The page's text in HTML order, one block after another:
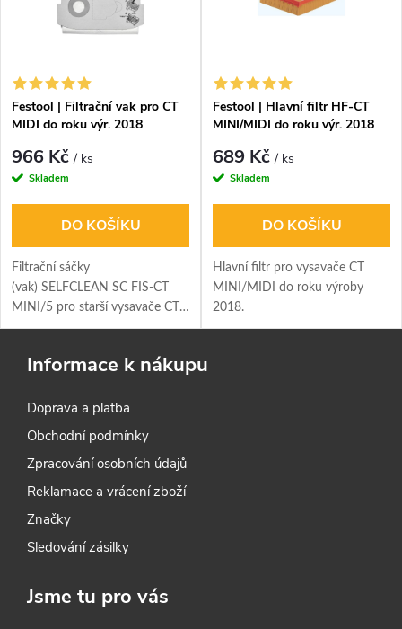
Festool | Filtrační vak pro CT
MIDI do roku výr. 2018
966 Kč/ ks
Skladem
DO KOŠÍKU
Filtrační sáčky
(vak) SELFCLEAN SC FIS-CT
MINI/5 pro starší vysavače CTL
MIDI do roku výroby 2018.
Festool | Hlavní filtr HF-CT
MINI/MIDI do roku výr. 2018
689 Kč/ ks
Skladem
DO KOŠÍKU
Hlavní filtr pro vysavače CT
MINI/MIDI do roku výroby
2018.
Informace k nákupu
Doprava a platba
Obchodní podmínky
Zpracování osobních údajů
Reklamace a vrácení zboží
Značky
Sledování zásilky
Jsme tu pro vás